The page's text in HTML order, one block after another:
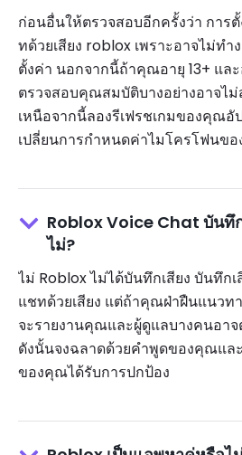
ก่อนอื่นให้ตรวจสอบอีกครั้งว่า การ
ทด้วยเสียง roblox เพราะอาจไม่ทำ
ตั้งค่า นอกจากนี้ถ้าคุณอายุ 13+ แล
ตรวจสอบคุณสมบัติบางอย่างอาจไ
เหนือจากนี้ลองรีเฟรชเกมของคุณอั
เปลี่ยนการกำหนดค่าไมโครโฟนข
Roblox Voice Chat บันทึ
ไม่?
ไม่ Roblox ไม่ได้บันทึกเสียง บันทึกเ
แชทด้วยเสียง แต่ถ้าคุณฝ่าฝืนแนวท
จะรายงานคุณและผู้ดูแลบางคนอา
ดังนั้นจงฉลาดด้วยคำพูดของคุณแล
ของคุณได้รับการปกป้อง